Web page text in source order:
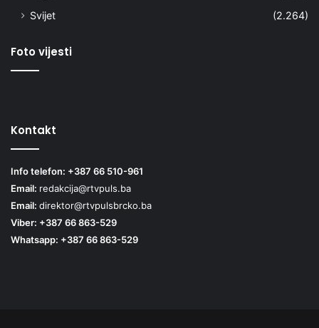
Svijet
(2.264)
Foto vijesti
Kontakt
Info telefon: +387 66 510-961
Email: redakcija@rtvpuls.ba
Email: direktor@rtvpulsbrcko.ba
Viber: +387 66 863-529
Whatsapp: +387 66 863-529